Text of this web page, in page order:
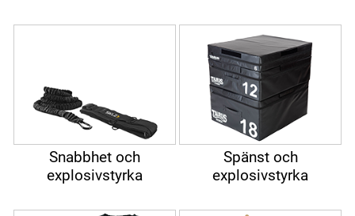
Snabbhet och
explosivstyrka
Spänst och
explosivstyrka